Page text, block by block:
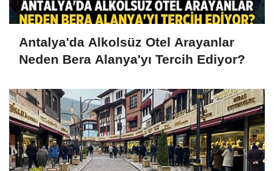
Antalya'da Alkolsüz Otel Arayanlar
Neden Bera Alanya'yı Tercih Ediyor?